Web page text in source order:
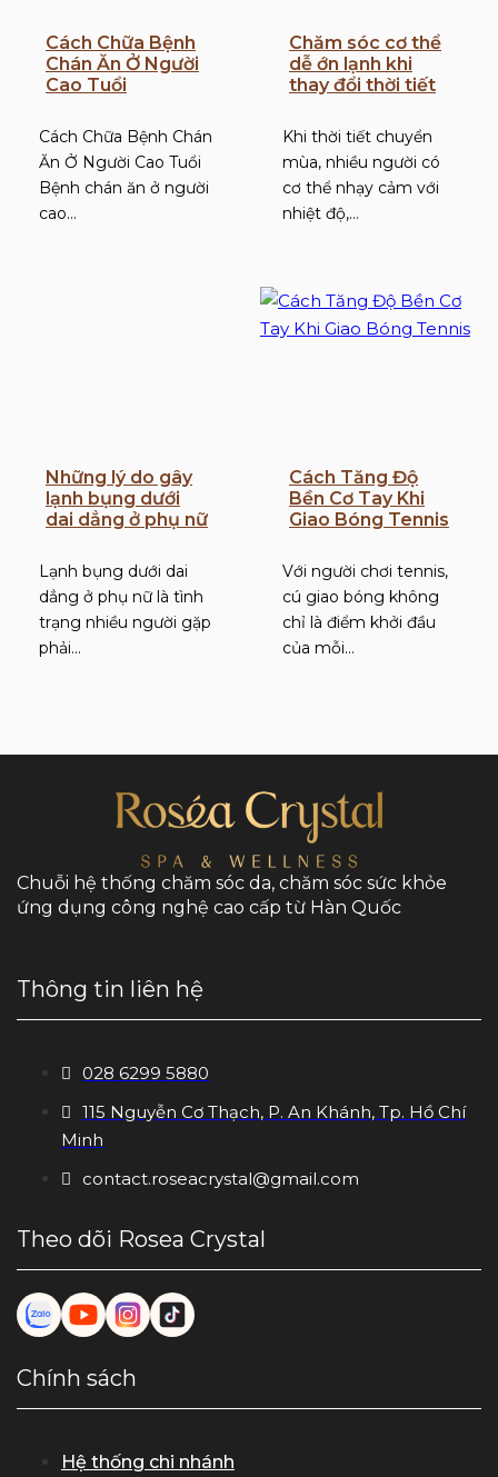
Cách Chữa Bệnh
Chán Ăn Ở Người
Cao Tuổi
Cách Chữa Bệnh Chán
Ăn Ở Người Cao Tuổi
Bệnh chán ăn ở người
cao…
Chăm sóc cơ thể
dễ ớn lạnh khi
thay đổi thời tiết
Khi thời tiết chuyển
mùa, nhiều người có
cơ thể nhạy cảm với
nhiệt độ,…
Những lý do gây
lạnh bụng dưới
dai dẳng ở phụ nữ
Lạnh bụng dưới dai
dẳng ở phụ nữ là tình
trạng nhiều người gặp
phải…
Cách Tăng Độ
Bền Cơ Tay Khi
Giao Bóng Tennis
Với người chơi tennis,
cú giao bóng không
chỉ là điểm khởi đầu
của mỗi…
Chuỗi hệ thống chăm sóc da, chăm sóc sức khỏe
ứng dụng công nghệ cao cấp từ Hàn Quốc
Thông tin liên hệ
028 6299 5880
115 Nguyễn Cơ Thạch, P. An Khánh, Tp. Hồ Chí
Minh
contact.roseacrystal@gmail.com
Theo dõi Rosea Crystal
Chính sách
Hệ thống chi nhánh